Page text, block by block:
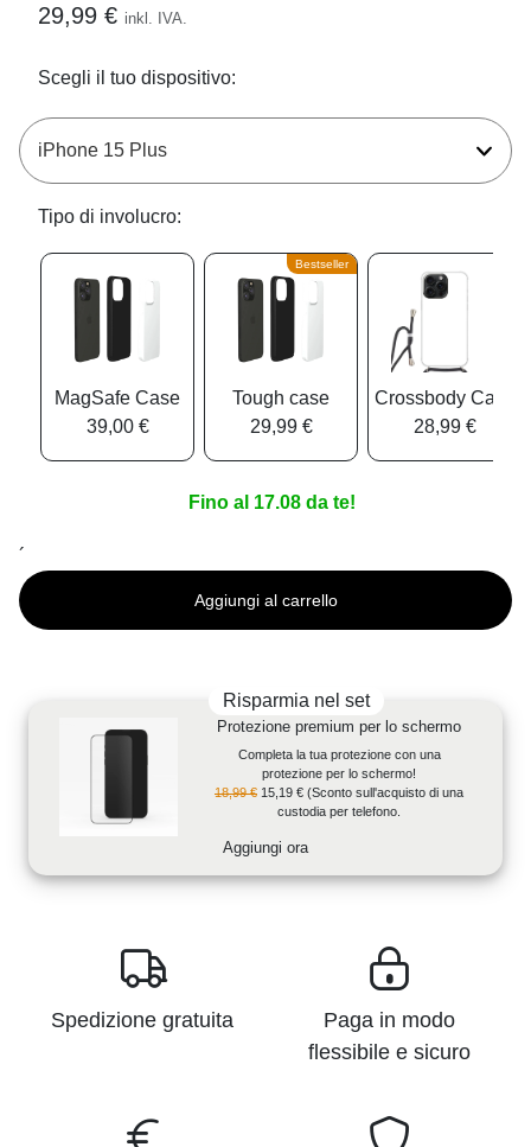
29,99 € inkl. IVA.
Scegli il tuo dispositivo:
Tipo di involucro:
MagSafe Case
39,00 €
Bestseller
Tough case
29,99 €
Crossbody Case
28,99 €
Fino al 17.08 da te!
´
Aggiungi al carrello
Risparmia nel set
Protezione premium per lo schermo
Completa la tua protezione con una
protezione per lo schermo!
18,99 € 15,19 € (Sconto sull'acquisto di una
custodia per telefono.
Aggiungi ora
Spedizione gratuita
Paga in modo
flessibile e sicuro